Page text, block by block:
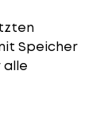
Speicher
alle